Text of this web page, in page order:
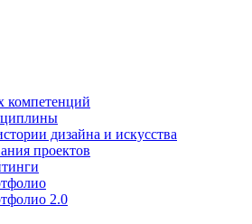
компетенций
дизайна и искусства
проектов
2.0